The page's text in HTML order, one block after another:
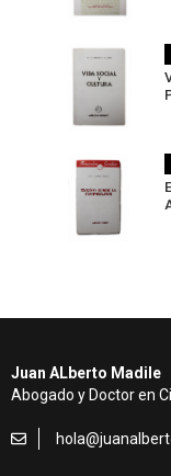
Juan ALberto Madile
Abogado y Doctor en